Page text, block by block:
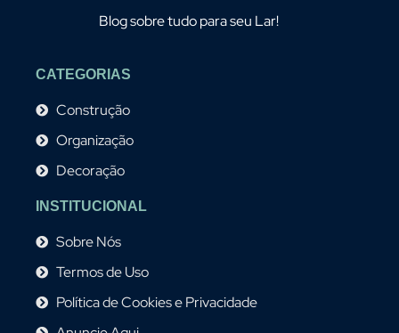
Blog sobre tudo para seu Lar!
CATEGORIAS
Construção
Organização
Decoração
INSTITUCIONAL
Sobre Nós
Termos de Uso
Política de Cookies e Privacidade